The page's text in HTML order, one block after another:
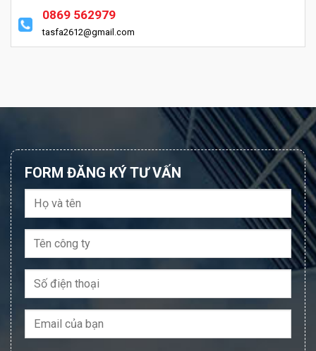
0869 562979
tasfa2612@gmail.com
FORM ĐĂNG KÝ TƯ VẤN